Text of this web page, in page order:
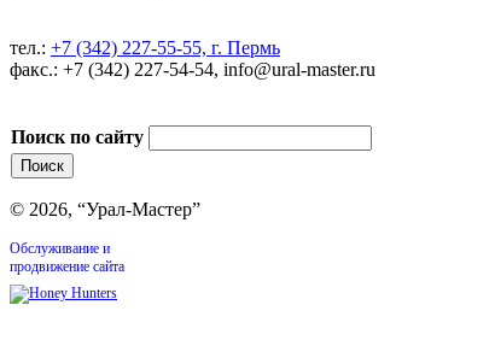
тел.: +7 (342) 227-55-55, г. Пермь
факс.: +7 (342) 227-54-54, info@ural-master.ru
Поиск по сайту
© 2026, “Урал-Мастер”
Обслуживание и
продвижение сайта